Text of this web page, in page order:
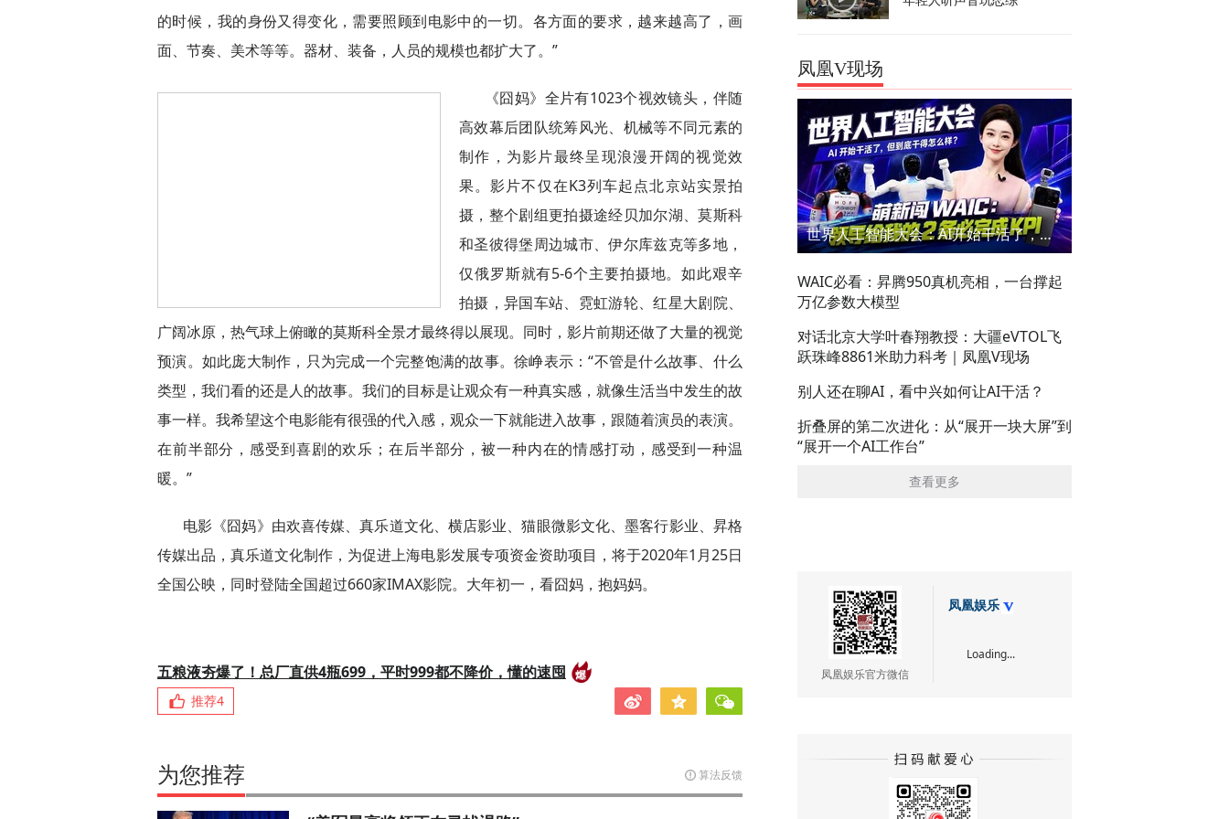
的时候，我的身份又得变化，需要照顾到电影中的一切。各方面的要求，越来越高了，画
面、节奏、美术等等。器材、装备，人员的规模也都扩大了。”
《囧妈》全片有1023个视效镜头，伴随
高效幕后团队统筹风光、机械等不同元素的
制作，为影片最终呈现浪漫开阔的视觉效
果。影片不仅在K3列车起点北京站实景拍
摄，整个剧组更拍摄途经贝加尔湖、莫斯科
和圣彼得堡周边城市、伊尔库兹克等多地，
仅俄罗斯就有5-6个主要拍摄地。如此艰辛
拍摄，异国车站、霓虹游轮、红星大剧院、
广阔冰原，热气球上俯瞰的莫斯科全景才最终得以展现。同时，影片前期还做了大量的视觉
预演。如此庞大制作，只为完成一个完整饱满的故事。徐峥表示：“不管是什么故事、什么
类型，我们看的还是人的故事。我们的目标是让观众有一种真实感，就像生活当中发生的故
事一样。我希望这个电影能有很强的代入感，观众一下就能进入故事，跟随着演员的表演。
在前半部分，感受到喜剧的欢乐；在后半部分，被一种内在的情感打动，感受到一种温
暖。”
电影《囧妈》由欢喜传媒、真乐道文化、横店影业、猫眼微影文化、墨客行影业、昇格
传媒出品，真乐道文化制作，为促进上海电影发展专项资金资助项目，将于2020年1月25日
全国公映，同时登陆全国超过660家IMAX影院。大年初一，看囧妈，抱妈妈。
五粮液夯爆了！总厂直供4瓶699，平时999都不降价，懂的速囤
推荐4
为您推荐 算法反馈
凤凰V现场
世界人工智能大会：AI开始干活了，但到底干的怎么样？萌新闯WAIC
WAIC必看：昇腾950真机亮相，一台撑起
万亿参数大模型
对话北京大学叶春翔教授：大疆eVTOL飞
跃珠峰8861米助力科考｜凤凰V现场
别人还在聊AI，看中兴如何让AI干活？
折叠屏的第二次进化：从“展开一块大屏”到
“展开一个AI工作台”
查看更多
凤凰娱乐官方微信
凤凰娱乐
Loading...